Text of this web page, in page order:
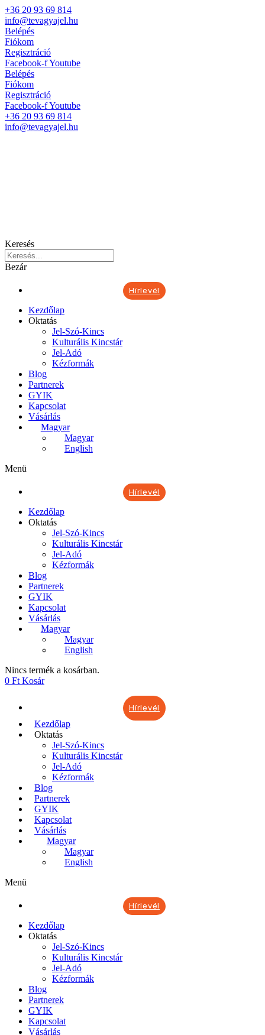
+36 20 93 69 814
info@tevagyajel.hu
Belépés
Fiókom
Regisztráció
Facebook-fYoutube
Belépés
Fiókom
Regisztráció
Facebook-fYoutube
+36 20 93 69 814
info@tevagyajel.hu
Keresés
Bezár
Hírlevél
Kezdőlap
Oktatás
Jel-Szó-Kincs
Kulturális Kincstár
Jel-Adó
Kézformák
Blog
Partnerek
GYIK
Kapcsolat
Vásárlás
Magyar
Magyar
English
Menü
Hírlevél
Kezdőlap
Oktatás
Jel-Szó-Kincs
Kulturális Kincstár
Jel-Adó
Kézformák
Blog
Partnerek
GYIK
Kapcsolat
Vásárlás
Magyar
Magyar
English
Nincs termék a kosárban.
0 Ft Kosár
Hírlevél
Kezdőlap
Oktatás
Jel-Szó-Kincs
Kulturális Kincstár
Jel-Adó
Kézformák
Blog
Partnerek
GYIK
Kapcsolat
Vásárlás
Magyar
Magyar
English
Menü
Hírlevél
Kezdőlap
Oktatás
Jel-Szó-Kincs
Kulturális Kincstár
Jel-Adó
Kézformák
Blog
Partnerek
GYIK
Kapcsolat
Vásárlás